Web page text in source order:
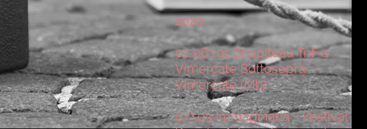
2020
01-06\01 Chapiteau TnF a
Vimercate Sottosopra -
Vimercate (Mb)
07\03 Immaginaria - Festival